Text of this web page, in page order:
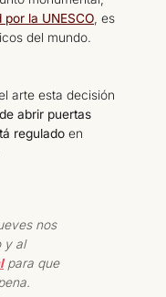
la UNESCO , es
del mundo.
arte esta decisión
abrir puertas
regulado en
nos
y al
para que